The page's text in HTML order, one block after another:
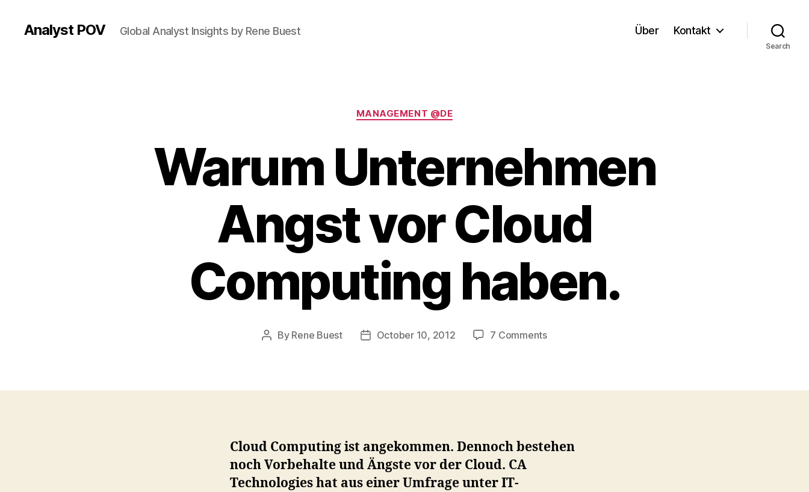
Analyst POV Global Analyst Insights by Rene Buest Über Kontakt
Search
Categories
MANAGEMENT @DE
Warum Unternehmen
Angst vor Cloud
Computing haben.
Post
By Rene Buest
PostOctober 10, 2012 7 Commentson
vor
Cloud Computing ist angekommen. Dennoch bestehen
noch Vorbehalte und Ängste vor der Cloud. CA
Technologies hat aus einer Umfrage unter IT-